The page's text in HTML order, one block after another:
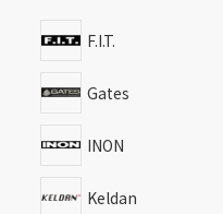
F.I.T.
Gates
INON
Keldan